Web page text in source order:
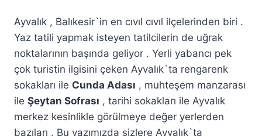
Ayvalık , Balıkesir`in en cıvıl cıvıl ilçelerinden biri .
Yaz tatili yapmak isteyen tatilcilerin de uğrak
noktalarının başında geliyor . Yerli yabancı pek
çok turistin ilgisini çeken Ayvalık`ta rengarenk
sokakları ile Cunda Adası , muhteşem manzarası
ile Şeytan Sofrası , tarihi sokakları ile Ayvalık
merkez kesinlikle görülmeye değer yerlerden
bazıları . Bu yazımızda sizlere Ayvalık`ta